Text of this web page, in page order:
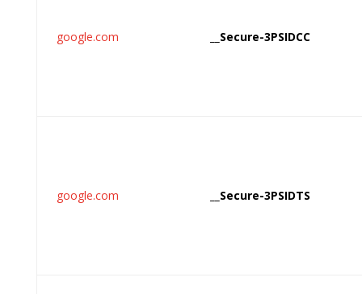
google.com __Secure-3PSIDCC
google.com __Secure-3PSIDTS